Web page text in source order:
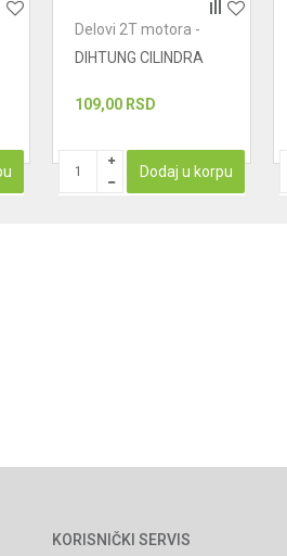
Delovi 2T motora -
DIHTUNG CILINDRA
109,00 RSD
Dodaj u korpu
KORISNIČKI SERVIS